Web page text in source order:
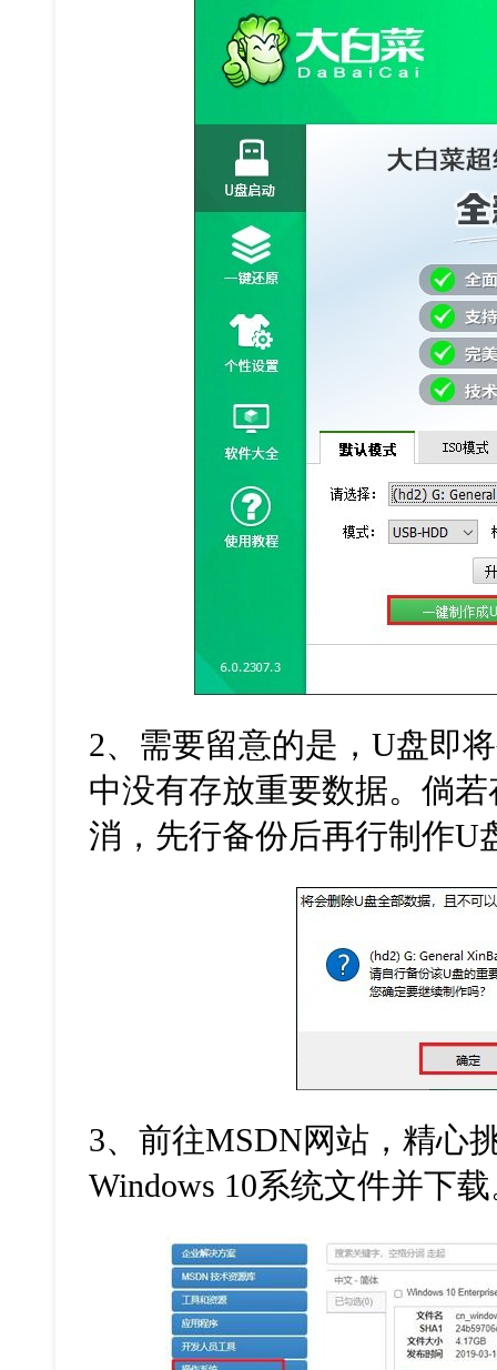
2、需要留意的是，U盘即
中没有存放重要数据。倘
消，先行备份后再行制作U
3、前往MSDN网站，精心
Windows 10系统文件并下